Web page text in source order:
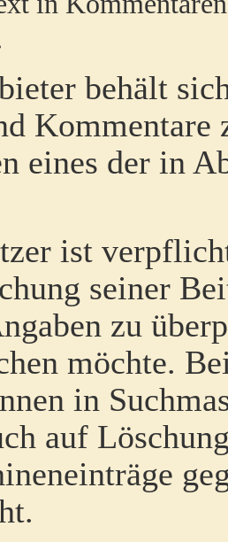
behält
Kommentare
eines der in
ist
seiner
zu
möchte.
in
auf